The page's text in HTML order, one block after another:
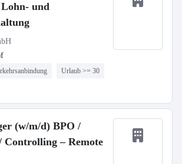
und
Urlaub >= 30
(w/m/d) BPO /
Controlling – Remote